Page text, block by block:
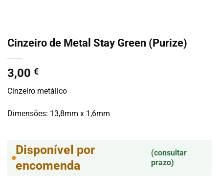
Cinzeiro de Metal Stay Green (Purize)
3,00 €
Cinzeiro metálico
Dimensões: 13,8mm x 1,6mm
Disponível por
encomenda
(consultar
prazo)